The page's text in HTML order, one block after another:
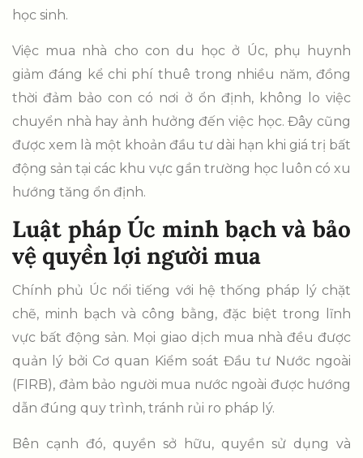
học sinh.
Việc mua nhà cho con du học ở Úc, phụ huynh
giảm đáng kể chi phí thuê trong nhiều năm, đồng
thời đảm bảo con có nơi ở ổn định, không lo việc
chuyển nhà hay ảnh hưởng đến việc học. Đây cũng
được xem là một khoản đầu tư dài hạn khi giá trị bất
động sản tại các khu vực gần trường học luôn có xu
hướng tăng ổn định.
Luật pháp Úc minh bạch và bảo
vệ quyền lợi người mua
Chính phủ Úc nổi tiếng với hệ thống pháp lý chặt
chẽ, minh bạch và công bằng, đặc biệt trong lĩnh
vực bất động sản. Mọi giao dịch mua nhà đều được
quản lý bởi Cơ quan Kiểm soát Đầu tư Nước ngoài
(FIRB), đảm bảo người mua nước ngoài được hướng
dẫn đúng quy trình, tránh rủi ro pháp lý.
Bên cạnh đó, quyền sở hữu, quyền sử dụng và